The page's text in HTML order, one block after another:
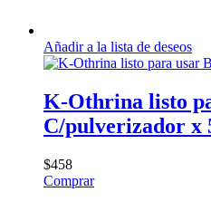
Añadir a la lista de deseos
K-Othrina listo
C/pulverizador x
$458
Comprar